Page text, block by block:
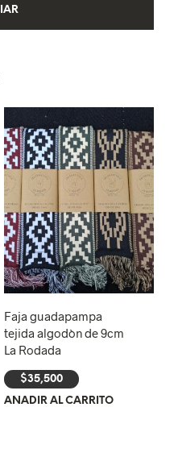
Faja guadapampa
tejida algodòn de 9cm
La Rodada
$35,500
AÑADIR AL CARRITO